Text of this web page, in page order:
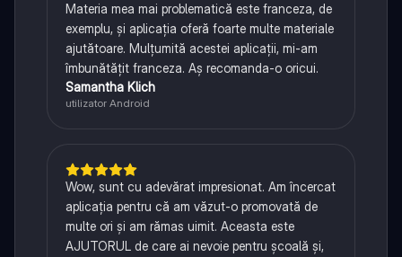
Materia mea mai problematică este franceza, de
exemplu, și aplicația oferă foarte multe materiale
ajutătoare. Mulțumită acestei aplicații, mi-am
îmbunătățit franceza. Aș recomanda-o oricui.
Samantha Klich
utilizator Android
Wow, sunt cu adevărat impresionat. Am încercat
aplicația pentru că am văzut-o promovată de
multe ori și am rămas uimit. Aceasta este
AJUTORUL de care ai nevoie pentru școală și,